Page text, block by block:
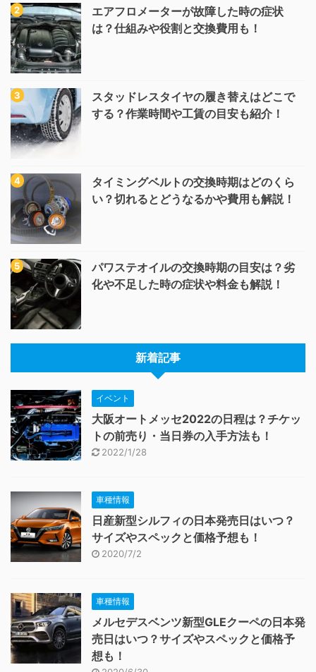
エアフロメーターが故障した時の症状
は？仕組みや役割と交換費用も！
スタッドレスタイヤの履き替えはどこで
する？作業時間や工賃の目安も紹介！
タイミングベルトの交換時期はどのくら
い？切れるとどうなるかや費用も解説！
パワステオイルの交換時期の目安は？劣
化や不足した時の症状や料金も解説！
新着記事
イベント
大阪オートメッセ2022の日程は？チケッ
トの前売り・当日券の入手方法も！
2022/1/28
車種情報
日産新型シルフィの日本発売日はいつ？
サイズやスペックと価格予想も！
2020/7/2
車種情報
メルセデスベンツ新型GLEクーペの日本発
売日はいつ？サイズやスペックと価格予
想も！